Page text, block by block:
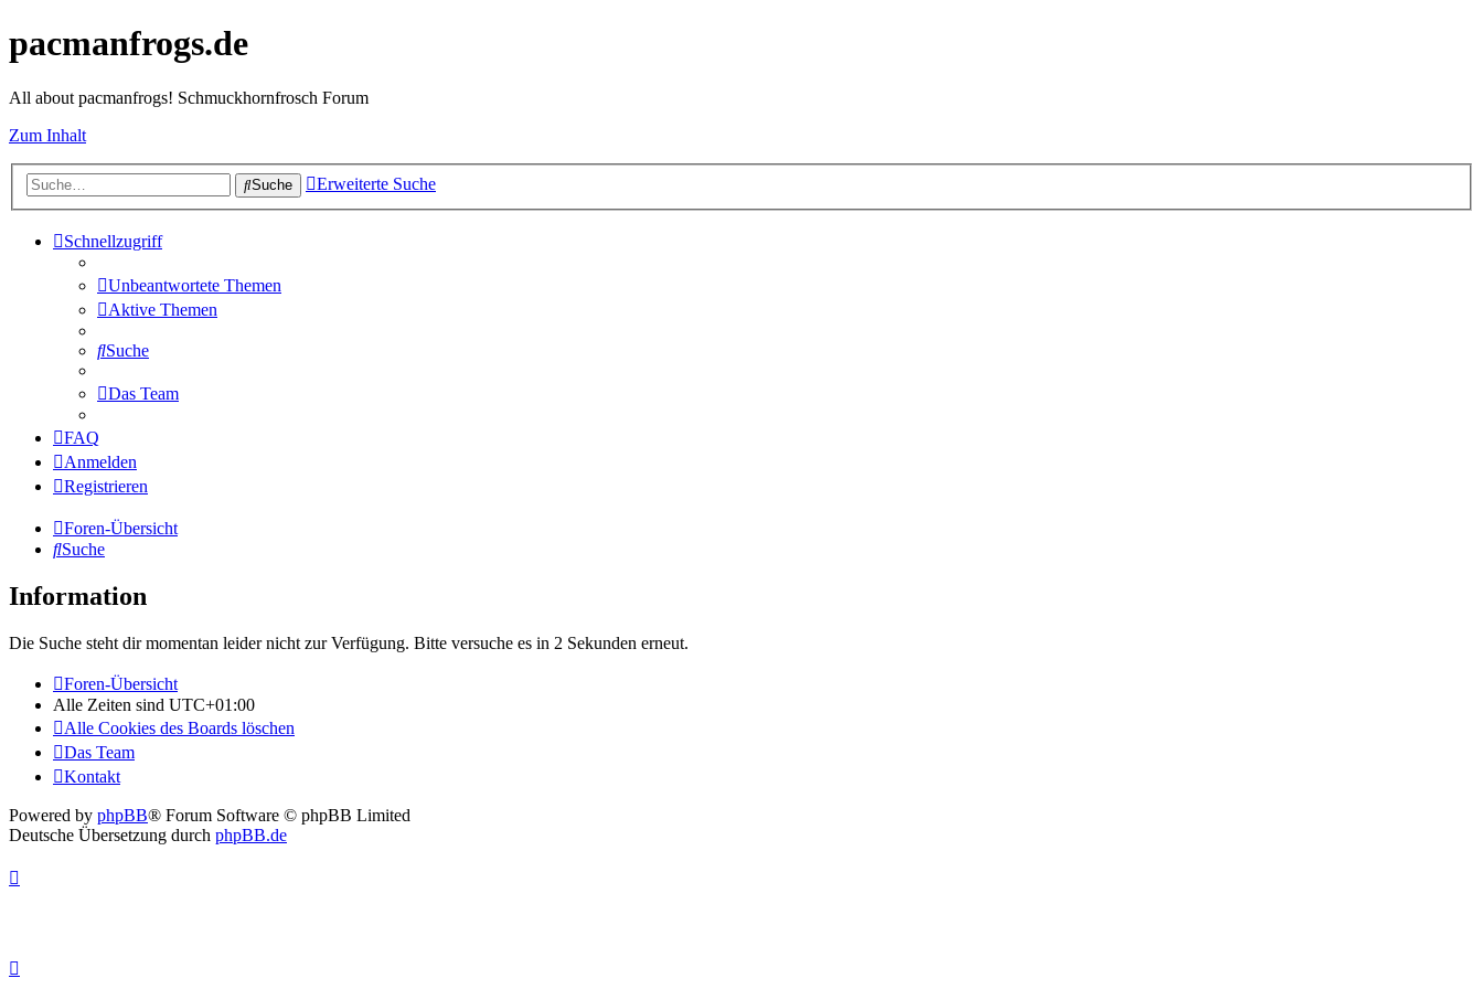
pacmanfrogs.de
All about pacmanfrogs! Schmuckhornfrosch Forum
Zum Inhalt
Suche Erweiterte Suche
Schnellzugriff
Unbeantwortete Themen
Aktive Themen
Suche
Das Team
FAQ
Anmelden
Registrieren
Foren-Übersicht
Suche
Information
Die Suche steht dir momentan leider nicht zur Verfügung. Bitte versuche es in 2 Sekunden erneut.
Foren-Übersicht
Alle Zeiten sind UTC+01:00
Alle Cookies des Boards löschen
Das Team
Kontakt
Powered by phpBB® Forum Software © phpBB Limited
Deutsche Übersetzung durch phpBB.de